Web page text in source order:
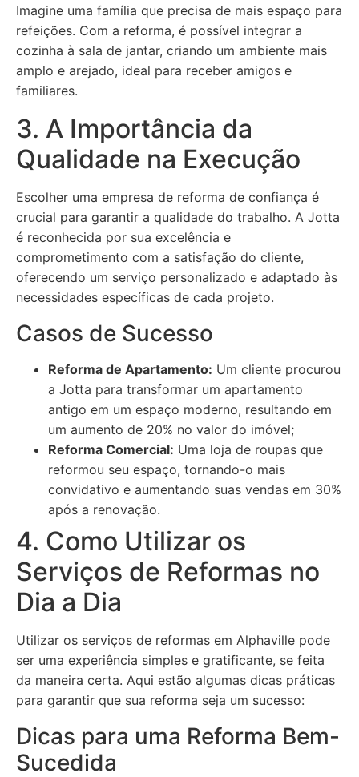
Imagine uma família que precisa de mais espaço para
refeições. Com a reforma, é possível integrar a
cozinha à sala de jantar, criando um ambiente mais
amplo e arejado, ideal para receber amigos e
familiares.
3. A Importância da
Qualidade na Execução
Escolher uma empresa de reforma de confiança é
crucial para garantir a qualidade do trabalho. A Jotta
é reconhecida por sua excelência e
comprometimento com a satisfação do cliente,
oferecendo um serviço personalizado e adaptado às
necessidades específicas de cada projeto.
Casos de Sucesso
Reforma de Apartamento: Um cliente procurou
a Jotta para transformar um apartamento
antigo em um espaço moderno, resultando em
um aumento de 20% no valor do imóvel;
Reforma Comercial: Uma loja de roupas que
reformou seu espaço, tornando-o mais
convidativo e aumentando suas vendas em 30%
após a renovação.
4. Como Utilizar os
Serviços de Reformas no
Dia a Dia
Utilizar os serviços de reformas em Alphaville pode
ser uma experiência simples e gratificante, se feita
da maneira certa. Aqui estão algumas dicas práticas
para garantir que sua reforma seja um sucesso:
Dicas para uma Reforma Bem-
Sucedida